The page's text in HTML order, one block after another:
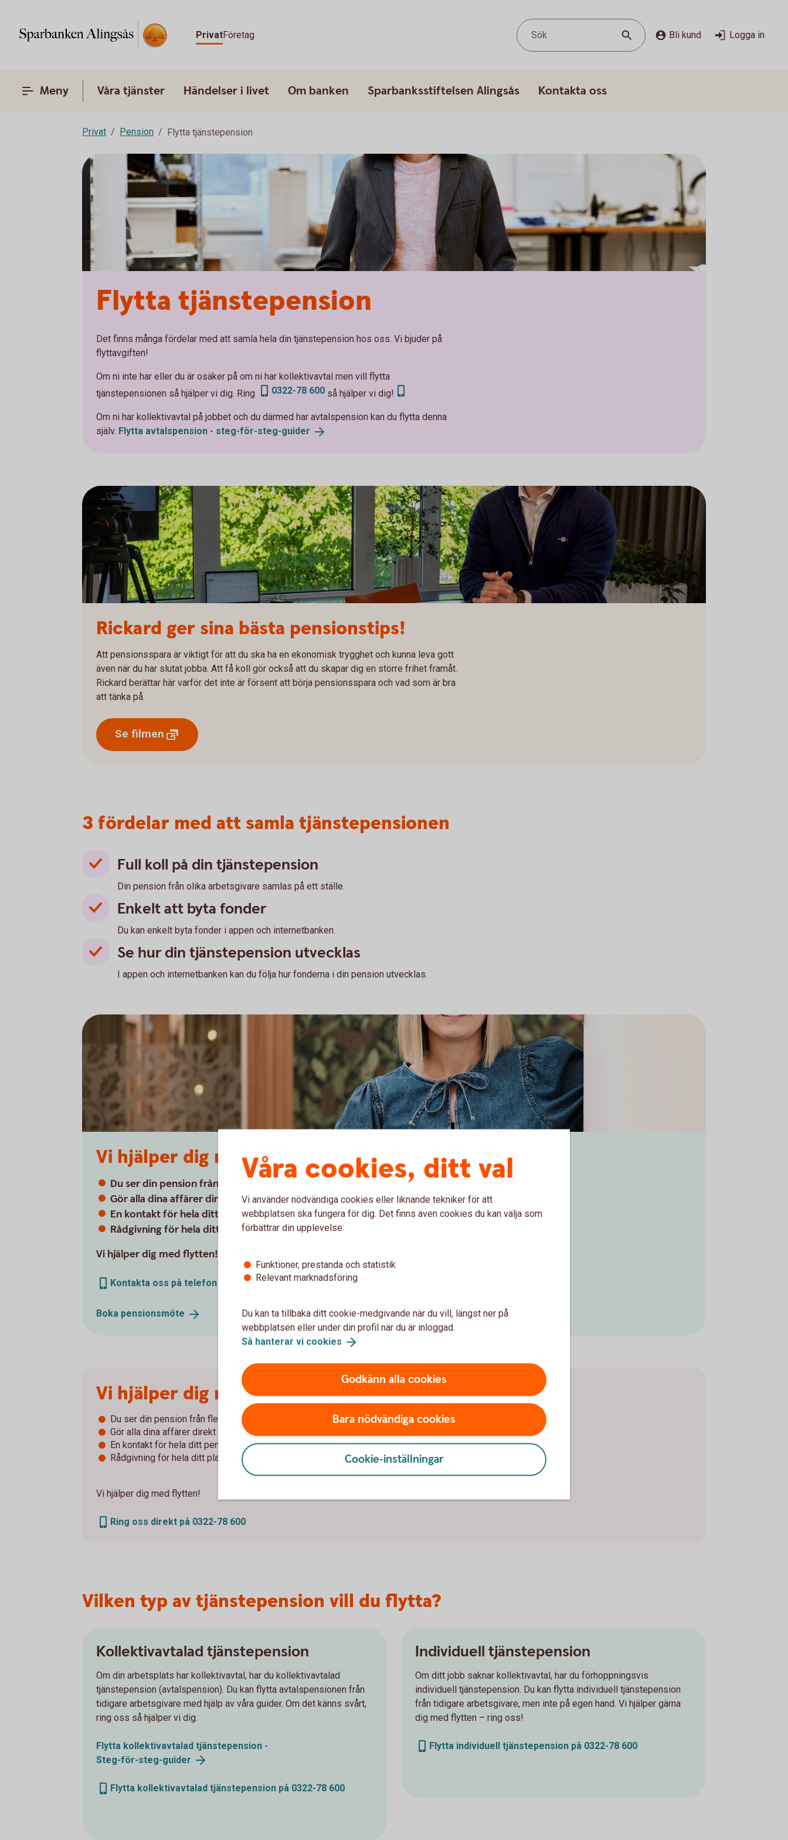
PrivatFöretag Sök Bli kund Logga in
Meny Våra tjänster Händelser i livet Om banken Sparbanksstiftelsen Alingsås Kontakta oss
Privat Pension Flytta tjänstepension
Flytta tjänstepension
Det finns många fördelar med att samla hela din tjänstepension hos oss. Vi bjuder på
flyttavgiften!
Om ni inte har eller du är osäker på om ni har kollektivavtal men vill flytta
tjänstepensionen så hjälper vi dig. Ring
0322-78 600 så hjälper vi dig!
Om ni har kollektivavtal på jobbet och du därmed har avtalspension kan du flytta denna
själv. Flytta avtalspension - steg-för-steg-guider
Rickard ger sina bästa pensionstips!
Att pensionsspara är viktigt för att du ska ha en ekonomisk trygghet och kunna leva gott
även när du har slutat jobba. Att få koll gör också att du skapar dig en större frihet framåt.
Rickard berättar här varför det inte är försent att börja pensionsspara och vad som är bra
att tänka på.
Se filmen
3 fördelar med att samla tjänstepensionen
Full koll på din tjänstepension
Din pension från olika arbetsgivare samlas på ett ställe.
Enkelt att byta fonder
Du kan enkelt byta fonder i appen och internetbanken.
Se hur din tjänstepension utvecklas
I appen och internetbanken kan du följa hur fonderna i din pension utvecklas.
Vi hjälper dig med flytten!
Du ser din pension från flera arbetsgivare.
Gör alla dina affärer direkt i internetbanken.
En kontakt för hela ditt pensionssparande.
Rådgivning för hela ditt placerade kapital.
Vi hjälper dig med flytten!
Kontakta oss på telefon 0322- 78 600
Boka pensionsmöte
Vi hjälper dig med flytten!
Du ser din pension från flera arbetsgivare.
Gör alla dina affärer direkt i internetbanken.
En kontakt för hela ditt pensionssparande.
Rådgivning för hela ditt placerade kapital.
Vi hjälper dig med flytten!
Ring oss direkt på 0322-78 600
Vilken typ av tjänstepension vill du flytta?
Kollektivavtalad tjänstepension
Om din arbetsplats har kollektivavtal, har du kollektivavtalad
tjänstepension (avtalspension). Du kan flytta avtalspensionen från
tidigare arbetsgivare med hjälp av våra guider. Om det känns svårt,
ring oss så hjälper vi dig.
Flytta kollektivavtalad tjänstepension -
Steg-för-steg-guider
Flytta kollektivavtalad tjänstepension på 0322-78 600
Individuell tjänstepension
Om ditt jobb saknar kollektivavtal, har du förhoppningsvis
individuell tjänstepension. Du kan flytta individuell tjänstepension
från tidigare arbetsgivare, men inte på egen hand. Vi hjälper gärna
dig med flytten – ring oss!
Flytta individuell tjänstepension på 0322-78 600
Våra cookies, ditt val
Vi använder nödvändiga cookies eller liknande tekniker för att
webbplatsen ska fungera för dig. Det finns även cookies du kan välja som
förbättrar din upplevelse:
Funktioner, prestanda och statistik
Relevant marknadsföring
Du kan ta tillbaka ditt cookie-medgivande när du vill, längst ner på
webbplatsen eller under din profil när du är inloggad.
Så hanterar vi cookies
Godkänn alla cookies
Bara nödvändiga cookies
Cookie-inställningar